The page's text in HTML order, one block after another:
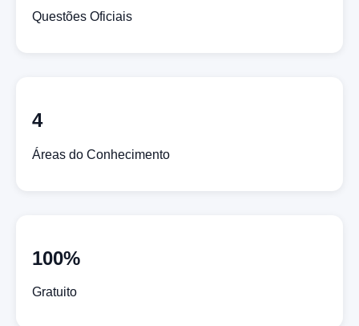
Questões Oficiais
4
Áreas do Conhecimento
100%
Gratuito